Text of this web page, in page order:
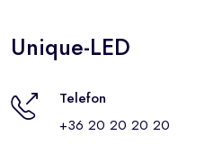
Unique-LED
Telefon
+36 20 20 20 20